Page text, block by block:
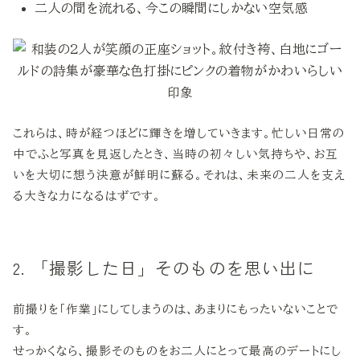
二人の間を流れる、今この瞬間にしかない空気感
これらは、時が経つほどに輝きを増していきます。忙しい日常の
中でふと写真を見返したとき、当時の初々しい気持ちや、お互
いを大切に想う決意が鮮明に蘇る。それは、未来の二人を支え
る大きな力になるはずです。
2. 「撮影した日」そのものを思い出に
前撮りを「作業」にしてしまうのは、あまりにもったいないことで
す。
せっかくなら、撮影そのものをお二人にとって最高のデートにし